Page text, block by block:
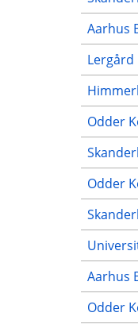
Aarhus
Lergård
Odder
Odder
Aarhus
Odder